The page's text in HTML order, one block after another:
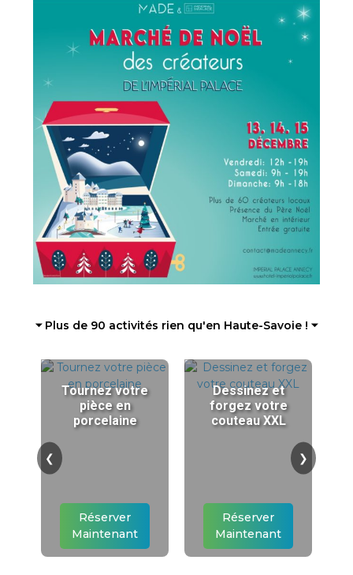
⏷ Plus de 90 activités rien qu'en Haute-Savoie ! ⏷
Tournez votre
pièce en
porcelaine
Réserver
Maintenant
Dessinez et
forgez votre
couteau XXL
Réserver
Maintenant
❮ ❯